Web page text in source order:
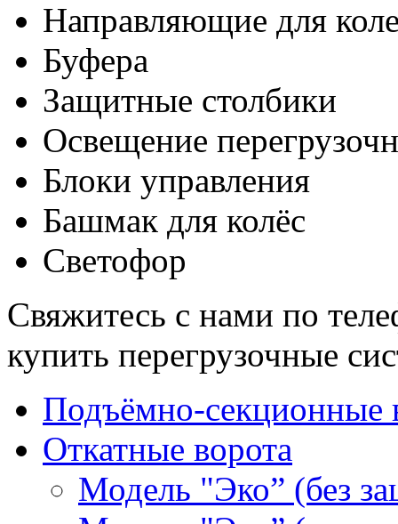
Направляющие для
Буфера
Защитные столбики
Освещение
Блоки управления
Башмак для колёс
Светофор
Свяжитесь с нами по
купить перегрузочные
Подъёмно-секционные
Откатные ворота
Модель "Эко” (без